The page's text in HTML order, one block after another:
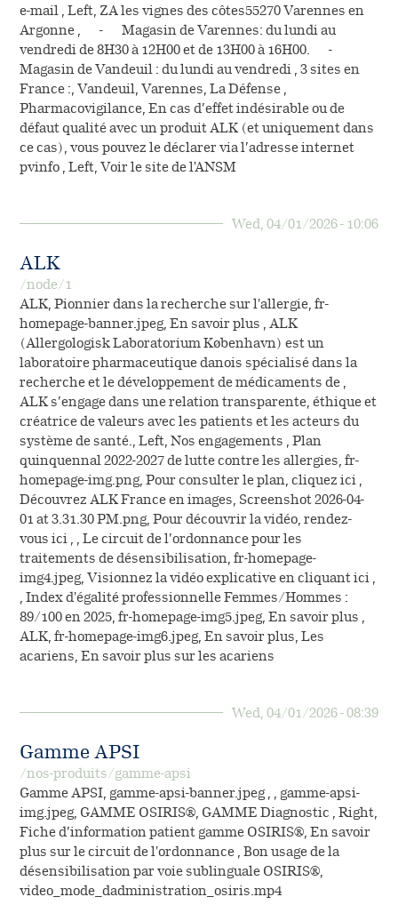
e-mail , Left, ZA les vignes des côtes55270 Varennes en
Argonne , - Magasin de Varennes: du lundi au
vendredi de 8H30 à 12H00 et de 13H00 à 16H00. -
Magasin de Vandeuil : du lundi au vendredi , 3 sites en
France :, Vandeuil, Varennes, La Défense ,
Pharmacovigilance, En cas d’effet indésirable ou de
défaut qualité avec un produit ALK (et uniquement dans
ce cas), vous pouvez le déclarer via l’adresse internet
pvinfo , Left, Voir le site de l'ANSM
Wed, 04/01/2026 - 10:06
ALK
/node/1
ALK, Pionnier dans la recherche sur l'allergie, fr-
homepage-banner.jpeg, En savoir plus , ALK
(Allergologisk Laboratorium København) est un
laboratoire pharmaceutique danois spécialisé dans la
recherche et le développement de médicaments de ,
ALK s’engage dans une relation transparente, éthique et
créatrice de valeurs avec les patients et les acteurs du
système de santé., Left, Nos engagements , Plan
quinquennal 2022-2027 de lutte contre les allergies, fr-
homepage-img.png, Pour consulter le plan, cliquez ici ,
Découvrez ALK France en images, Screenshot 2026-04-
01 at 3.31.30 PM.png, Pour découvrir la vidéo, rendez-
vous ici , , Le circuit de l’ordonnance pour les
traitements de désensibilisation, fr-homepage-
img4.jpeg, Visionnez la vidéo explicative en cliquant ici ,
, Index d'égalité professionnelle Femmes/Hommes :
89/100 en 2025, fr-homepage-img5.jpeg, En savoir plus ,
ALK, fr-homepage-img6.jpeg, En savoir plus, Les
acariens, En savoir plus sur les acariens
Wed, 04/01/2026 - 08:39
Gamme APSI
/nos-produits/gamme-apsi
Gamme APSI, gamme-apsi-banner.jpeg , , gamme-apsi-
img.jpeg, GAMME OSIRIS®, GAMME Diagnostic , Right,
Fiche d’information patient gamme OSIRIS®, En savoir
plus sur le circuit de l'ordonnance , Bon usage de la
désensibilisation par voie sublinguale OSIRIS®,
video_mode_dadministration_osiris.mp4